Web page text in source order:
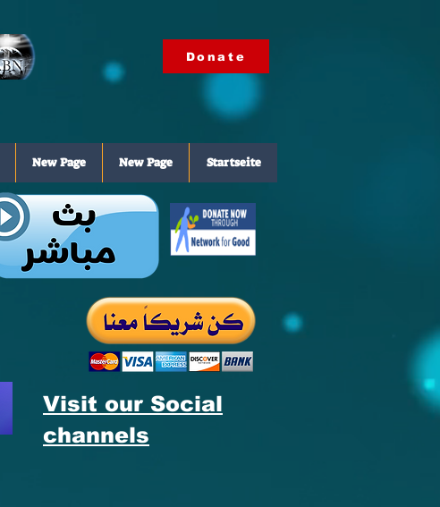
Donate
Startseite
New Page
New Page
Visit our Social
channels